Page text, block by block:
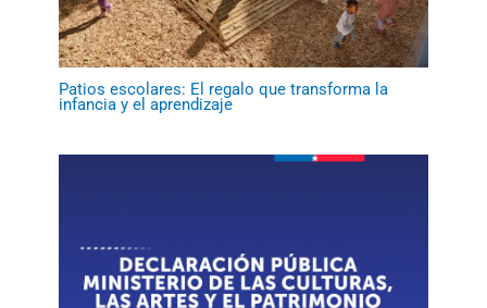
Patios escolares: El regalo que transforma la
infancia y el aprendizaje